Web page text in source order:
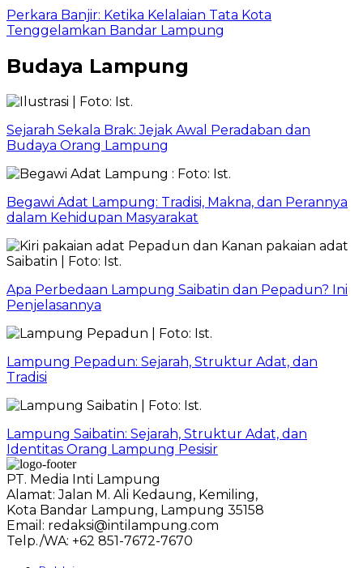
Perkara Banjir: Ketika Kelalaian Tata Kota
Tenggelamkan Bandar Lampung
Budaya Lampung
Sejarah Sekala Brak: Jejak Awal Peradaban dan
Budaya Orang Lampung
Begawi Adat Lampung: Tradisi, Makna, dan Perannya
dalam Kehidupan Masyarakat
Apa Perbedaan Lampung Saibatin dan Pepadun? Ini
Penjelasannya
Lampung Pepadun: Sejarah, Struktur Adat, dan
Tradisi
Lampung Saibatin: Sejarah, Struktur Adat, dan
Identitas Orang Lampung Pesisir
PT. Media Inti Lampung
Alamat: Jalan M. Ali Kedaung, Kemiling,
Kota Bandar Lampung, Lampung 35158
Email: redaksi@intilampung.com
Telp./WA: +62 851-7672-7670